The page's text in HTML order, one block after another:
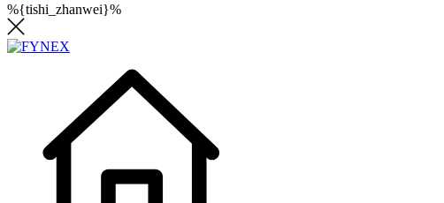
%{tishi_zhanwei}%